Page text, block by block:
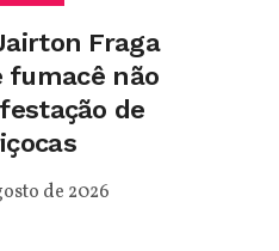
Fraga
fumacê não
de
de 2026